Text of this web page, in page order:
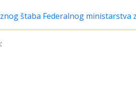
štaba Federalnog ministarstva